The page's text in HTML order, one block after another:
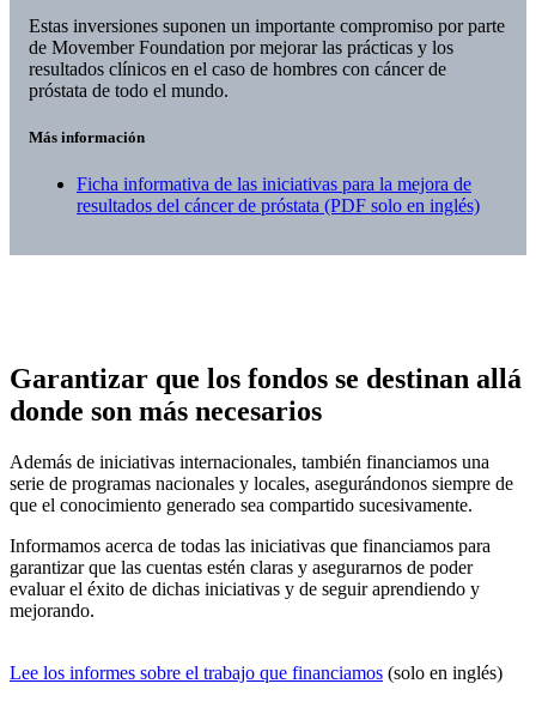
Estas inversiones suponen un importante compromiso por parte
de Movember Foundation por mejorar las prácticas y los
resultados clínicos en el caso de hombres con cáncer de
próstata de todo el mundo.
Más información
Ficha informativa de las iniciativas para la mejora de
resultados del cáncer de próstata (PDF solo en inglés)
Garantizar que los fondos se destinan allá
donde son más necesarios
Además de iniciativas internacionales, también financiamos una
serie de programas nacionales y locales, asegurándonos siempre de
que el conocimiento generado sea compartido sucesivamente.
Informamos acerca de todas las iniciativas que financiamos para
garantizar que las cuentas estén claras y asegurarnos de poder
evaluar el éxito de dichas iniciativas y de seguir aprendiendo y
mejorando.
Lee los informes sobre el trabajo que financiamos (solo en inglés)